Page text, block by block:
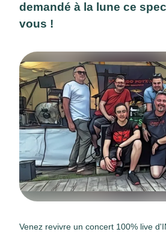
demandé à la lune ce
vous !
Venez revivre un concert 100% live